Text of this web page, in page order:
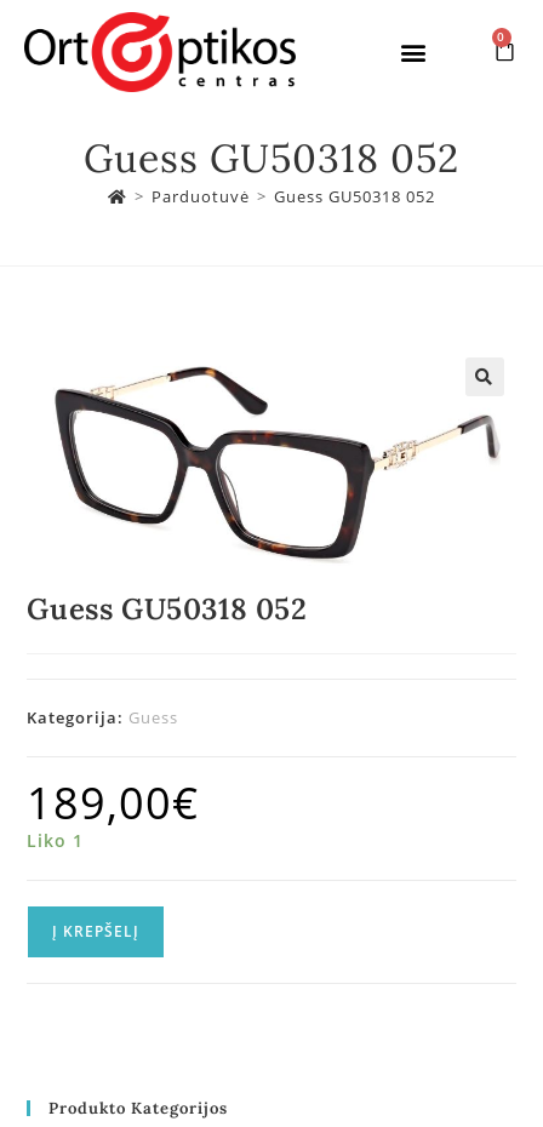
0
Guess GU50318 052
> Parduotuvė > Guess GU50318 052
Guess GU50318 052
Kategorija: Guess
189,00€
Liko 1
Į KREPŠELĮ
Produkto Kategorijos